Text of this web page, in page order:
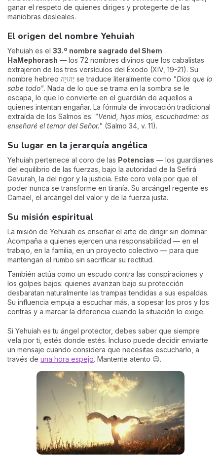
ganar el respeto de quienes diriges y protegerte de las
maniobras desleales.
El origen del nombre Yehuiah
Yehuiah es el 33.º nombre sagrado del Shem
HaMephorash — los 72 nombres divinos que los cabalistas
extrajeron de los tres versículos del Éxodo (XIV, 19-21). Su
nombre hebreo יְהוּיָה se traduce literalmente como "Dios que lo
sabe todo". Nada de lo que se trama en la sombra se le
escapa, lo que lo convierte en el guardián de aquellos a
quienes intentan engañar. La fórmula de invocación tradicional
extraída de los Salmos es: "Venid, hijos míos, escuchadme: os
enseñaré el temor del Señor." (Salmo 34, v. 11).
Su lugar en la jerarquía angélica
Yehuiah pertenece al coro de las Potencias — los guardianes
del equilibrio de las fuerzas, bajo la autoridad de la Sefirá
Gevurah, la del rigor y la justicia. Este coro vela por que el
poder nunca se transforme en tiranía. Su arcángel regente es
Camael, el arcángel del valor y de la fuerza justa.
Su misión espiritual
La misión de Yehuiah es enseñar el arte de dirigir sin dominar.
Acompaña a quienes ejercen una responsabilidad — en el
trabajo, en la familia, en un proyecto colectivo — para que
mantengan el rumbo sin sacrificar su rectitud.
También actúa como un escudo contra las conspiraciones y
los golpes bajos: quienes avanzan bajo su protección
desbaratan naturalmente las trampas tendidas a sus espaldas.
Su influencia empuja a escuchar más, a sopesar los pros y los
contras y a marcar la diferencia cuando la situación lo exige.
Si Yehuiah es tu ángel protector, debes saber que siempre
vela por ti, estés donde estés. Incluso puede decidir enviarte
un mensaje cuando considera que necesitas escucharlo, a
través de una hora espejo. Mantente atento 😉.